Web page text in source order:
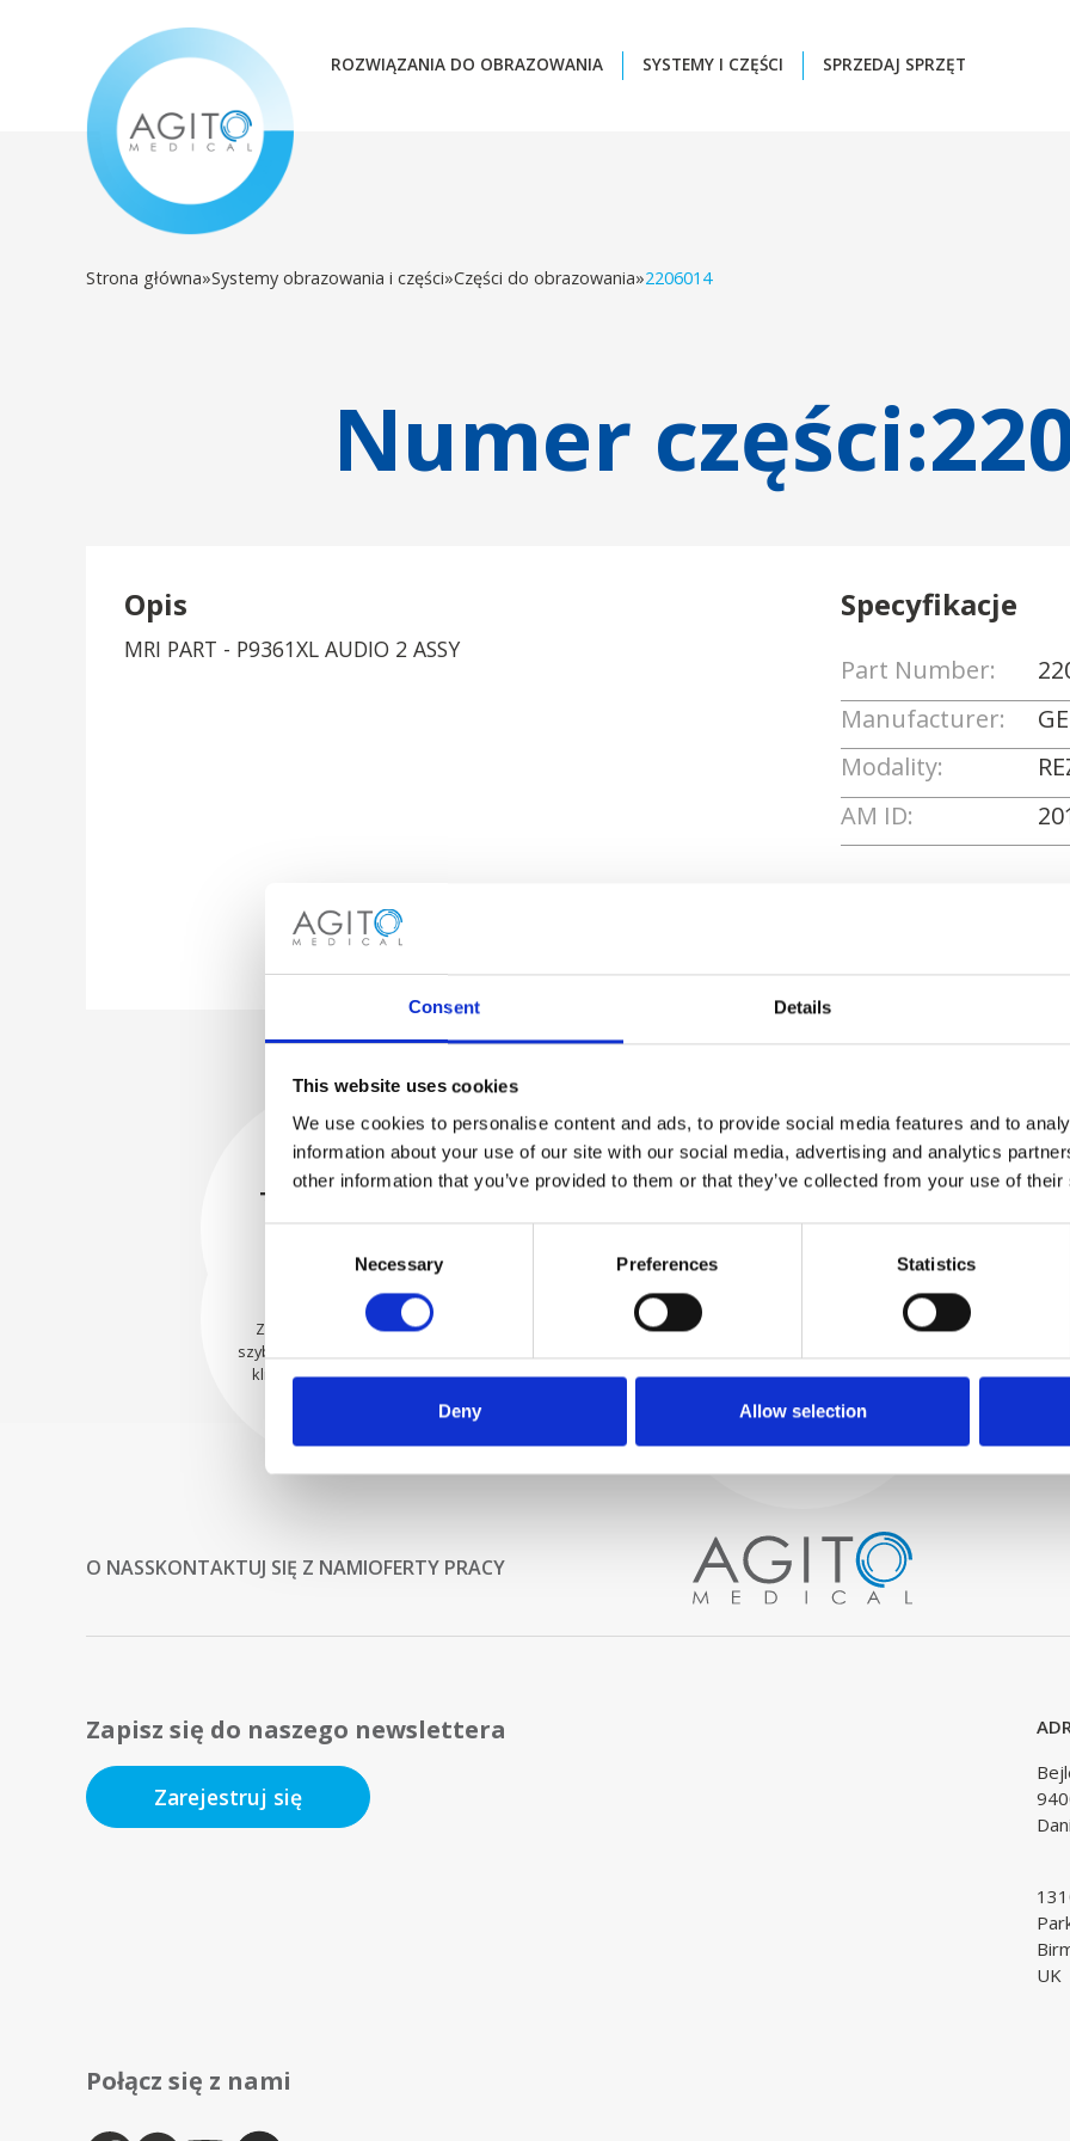
Consent Details
This website uses cookies
We use cookies to personalise content and ads, to provide social media features and to
information about your use of our site with our social media, advertising and analytics
other information that you’ve provided to them or that they’ve collected from your use of
Necessary Preferences Statistics
Deny Allow selection
ROZWIĄZANIA DO OBRAZOWANIA SYSTEMY I CZĘŚCI SPRZEDAJ SPRZĘT
Strona główna»Systemy obrazowania i części»Części do obrazowania»2206014
Numer części:
Opis
MRI PART - P9361XL AUDIO 2 ASSY
Specyfikacje
Part Number:
Manufacturer:
GE
Modality:
AM ID:
kontrola jakości
Zaczynamy od starannego
wyboru wysokiej jakości
skanerów obrazowych
WEWNĘTRZNE
Wszystkie części są
rygorystycznie testowane w
naszych zakładach
BEZPIECZNIE
ZAPAKOWANE
Każda pojedyncza część jest
użyciu odpowiednich
materiałów.
WYSYŁAMY Z
UFNOŚCIĄ
Zamówienia są wysyłane
szybko do naszych cenionych
klientów na całym świecie.
O NASSKONTAKTUJ SIĘ Z NAMIOFERTY PRACY
Zapisz się do naszego newslettera
Zarejestruj się
UK
Połącz się z nami